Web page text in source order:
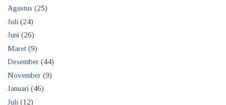
Agustus (25)
Juli (24)
Juni (26)
Maret (9)
Desember (44)
November (9)
Januari (46)
Juli (12)